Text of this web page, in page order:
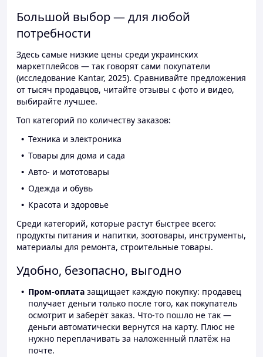
Большой выбор — для любой
потребности
Здесь самые низкие цены среди украинских
маркетплейсов — так говорят сами покупатели
(исследование Kantar, 2025). Сравнивайте предложения
от тысяч продавцов, читайте отзывы с фото и видео,
выбирайте лучшее.
Топ категорий по количеству заказов:
Техника и электроника
Товары для дома и сада
Авто- и мототовары
Одежда и обувь
Красота и здоровье
Среди категорий, которые растут быстрее всего:
продукты питания и напитки, зоотовары, инструменты,
материалы для ремонта, строительные товары.
Удобно, безопасно, выгодно
Пром-оплата защищает каждую покупку: продавец
получает деньги только после того, как покупатель
осмотрит и заберёт заказ. Что-то пошло не так —
деньги автоматически вернутся на карту. Плюс не
нужно переплачивать за наложенный платёж на
почте.